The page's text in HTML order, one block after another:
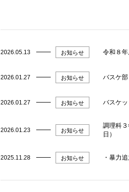
2026.05.13 お知らせ 令和８
2026.01.27 お知らせ バスケ
2026.01.27 お知らせ バスケ
2026.01.23 お知らせ
調理科
日）
2025.11.28 お知らせ ・暴力